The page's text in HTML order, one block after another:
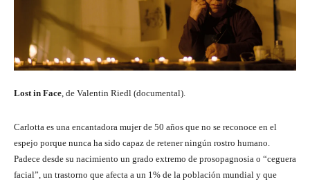
Lost in Face , de Valentin Riedl (documental).
Carlotta es una encantadora mujer de 50 años que no se reconoce en el
espejo porque nunca ha sido capaz de retener ningún rostro humano.
Padece desde su nacimiento un grado extremo de prosopagnosia o “ceguera
facial”, un trastorno que afecta a un 1% de la población mundial y que